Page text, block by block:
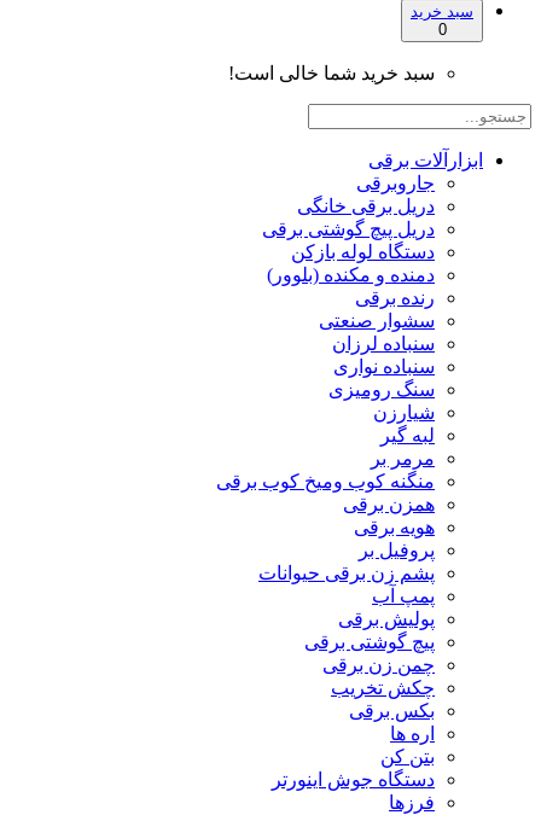
سبد خرید
0
سبد خرید شما خالی است!
ابزارآلات برقی
جاروبرقی
دریل برقی خانگی
دریل پیچ گوشتی برقی
دستگاه لوله بازکن
دمنده و مکنده (بلوور)
رنده برقی
سشوار صنعتی
سنباده لرزان
سنباده نواری
سنگ رومیزی
شیارزن
لبه گیر
مرمر بر
منگنه کوب ومیخ کوب برقی
همزن برقی
هویه برقی
پروفیل بر
پشم زن برقی حیوانات
پمپ آب
پولیش برقی
پیچ گوشتی برقی
چمن زن برقی
چکش تخریب
بکس برقی
اره ها
بتن کن
دستگاه جوش اینورتر
فرزها